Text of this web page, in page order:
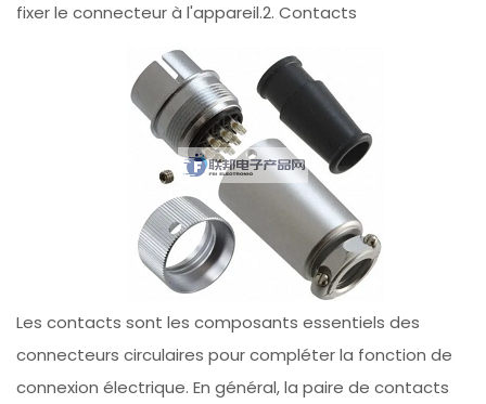
fixer le connecteur à l'appareil.2. Contacts
Les contacts sont les composants essentiels des
connecteurs circulaires pour compléter la fonction de
connexion électrique. En général, la paire de contacts